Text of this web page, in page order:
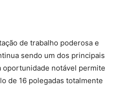
de trabalho poderosa e
sendo um dos principais
oportunidade notável permite
de 16 polegadas totalmente